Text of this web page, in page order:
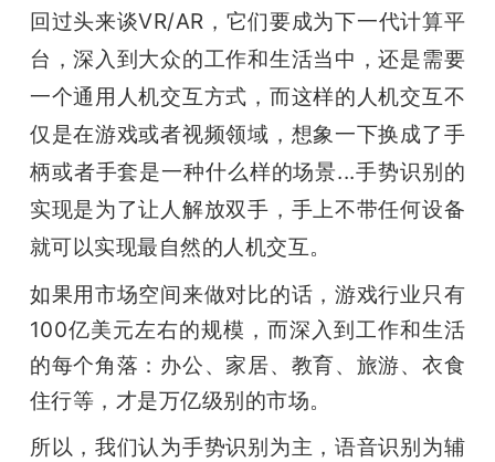
回过头来谈VR/AR，它们要成为下一代计算平
台，深入到大众的工作和生活当中，还是需要
一个通用人机交互方式，而这样的人机交互不
仅是在游戏或者视频领域，想象一下换成了手
柄或者手套是一种什么样的场景...手势识别的
实现是为了让人解放双手，手上不带任何设备
就可以实现最自然的人机交互。
如果用市场空间来做对比的话，游戏行业只有
100亿美元左右的规模，而深入到工作和生活
的每个角落：办公、家居、教育、旅游、衣食
住行等，才是万亿级别的市场。
所以，我们认为手势识别为主，语音识别为辅